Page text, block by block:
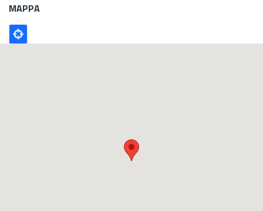
MAPPA
Poligono
GEO